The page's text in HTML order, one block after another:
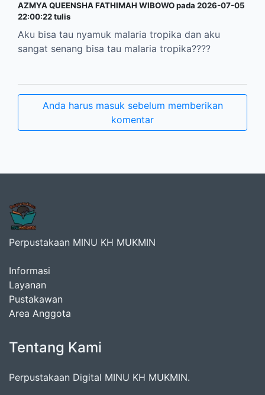
AZMYA QUEENSHA FATHIMAH WIBOWO pada 2026-07-05
22:00:22 tulis
Aku bisa tau nyamuk malaria tropika dan aku
sangat senang bisa tau malaria tropika????
Anda harus masuk sebelum memberikan
komentar
Perpustakaan MINU KH MUKMIN
Informasi
Layanan
Pustakawan
Area Anggota
Tentang Kami
Perpustakaan Digital MINU KH MUKMIN.